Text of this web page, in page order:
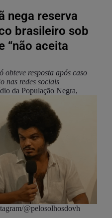
nega reserva
brasileiro sob
“não aceita
obteve resposta após caso
nas redes sociais
da População Negra,
@pelosolhosdovh